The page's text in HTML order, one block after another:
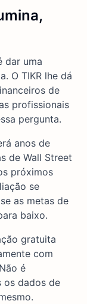
dar uma
O TIKR lhe dá
de
profissionais
pergunta.
anos de
de Wall Street
próximos
se
as metas de
baixo.
gratuita
com
é
os dados de